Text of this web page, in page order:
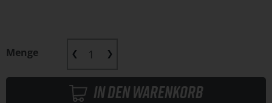
Menge
In den Warenkorb